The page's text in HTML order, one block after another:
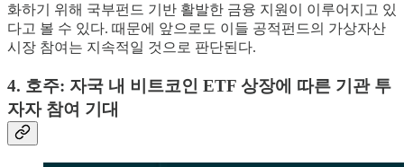
화하기 위해 국부펀드 기반 활발한 금융 지원이 이루어지고 있
다고 볼 수 있다. 때문에 앞으로도 이들 공적펀드의 가상자산
시장 참여는 지속적일 것으로 판단된다.
4. 호주: 자국 내 비트코인 ETF 상장에 따른 기관 투
자자 참여 기대